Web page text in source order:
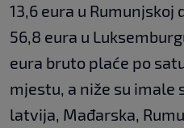
13,6 eura u Rumunjskoj
56,8 eura u
eura bruto plaće po
mjestu, a niže su imale
latvija, Mađarska,